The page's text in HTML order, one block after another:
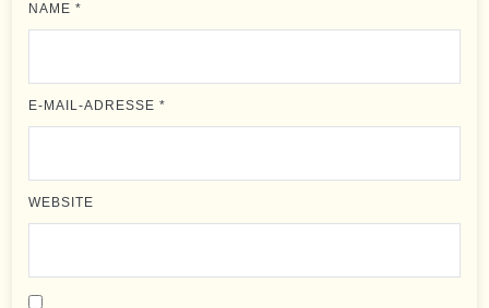
NAME*
E-MAIL-ADRESSE*
WEBSITE